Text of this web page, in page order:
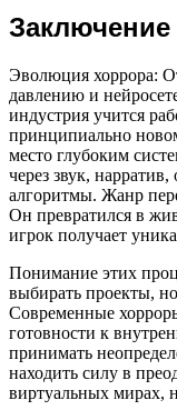
Заключение
Эволюция хоррора:
давлению и
индустрия учится
принципиально
место глубоким
через звук,
алгоритмы. Жанр
Он превратился в
игрок получает
Понимание этих
выбирать проекты,
Современные
готовности к
принимать
находить силу в
виртуальных мирах,